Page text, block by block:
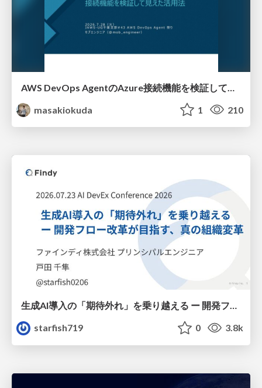
masakiokuda
1 210
生成AI導入の「期待外れ」を乗り越える ー 開発フロー改革が目指す、真の組織変革
starfish719
0 3.8k